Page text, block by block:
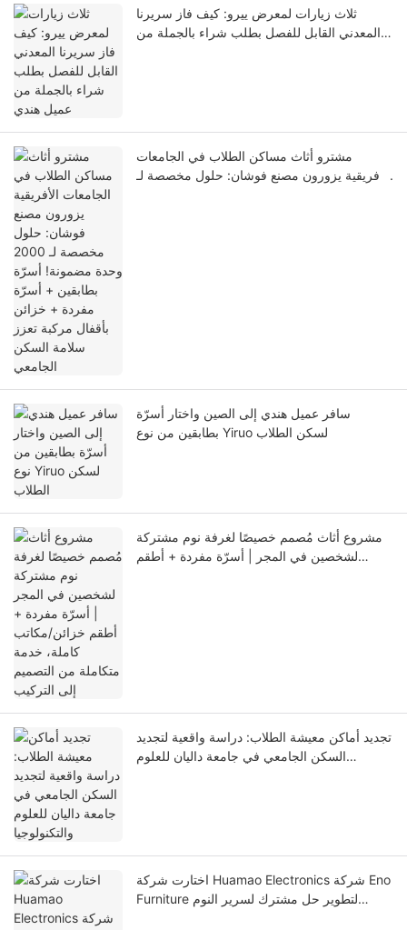
ثلاث زيارات لمعرض ييرو: كيف فاز سريرنا
المعدني القابل للفصل بطلب شراء بالجملة من
مشترو أثاث مساكن الطلاب في الجامعات
الأفريقية يزورون مصنع فوشان: حلول مخصصة لـ
سافر عميل هندي إلى الصين واختار أسرّة
بطابقين من نوع Yiruo لسكن الطلاب
مشروع أثاث مُصمم خصيصًا لغرفة نوم مشتركة
لشخصين في المجر | أسرّة مفردة + أطقم
تجديد أماكن معيشة الطلاب: دراسة واقعية لتجديد
السكن الجامعي في جامعة داليان للعلوم
اختارت شركة Huamao Electronics شركة Eno
Furniture لتطوير حل مشترك لسرير النوم